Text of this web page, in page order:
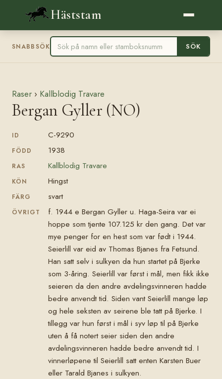
Häststam
SNABBSÖK SÖK
Raser › Kallblodig Travare
Bergan Gyller (NO)
ID C-9290
FÖDD 1938
RAS Kallblodig Travare
KÖN Hingst
FÄRG svart
ÖVRIGT
f. 1944 e Bergan Gyller u. Haga-Seira var ei
hoppe som tjente 107.125 kr den gang. Det var
mye penger for en hest som var født i 1944.
Seierlill var eid av Thomas Bjanes fra Fetsund.
Han satt selv i sulkyen da hun startet på Bjerke
som 3-åring. Seierlill var først i mål, men fikk ikke
seieren da den andre avdelingsvinneren hadde
bedre anvendt tid. Siden vant Seierlill mange løp
og hele seksten av seirene ble tatt på Bjerke. I
tillegg var hun først i mål i syv løp til på Bjerke
uten å få notert seier siden den andre
avdelingsvinneren hadde bedre anvendt tid. I
vinnerløpene til Seierlill satt enten Karsten Buer
eller Tarald Bjanes i sulkyen.